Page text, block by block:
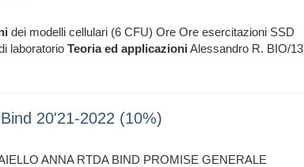
dei modelli cellulari (6 CFU) Ore Ore esercitazioni SSD
laboratorio Teoria ed applicazioni Alessandro R. BIO/13
20'21-2022 (10%)
ANNA RTDA BIND PROMISE GENERALE